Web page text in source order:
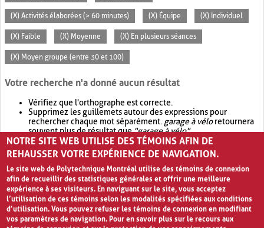
(X) Activités élaborées (> 60 minutes) (X) Équipe (X) Individuel
(X) Faible (X) Moyenne (X) En plusieurs séances
(X) Moyen groupe (entre 30 et 100)
Votre recherche n'a donné aucun résultat
Vérifiez que l'orthographe est correcte.
Supprimez les guillemets autour des expressions pour
rechercher chaque mot séparément. garage à véloretournera
souvent plus de résultat que"garage à vélo".
Envisagez d'élargir votre recherche avec OR.garage OR vélo
retournera souvent plus de résultat quegarage à vélo
NOTRE SITE WEB UTILISE DES TÉMOINS AFIN DE
REHAUSSER VOTRE EXPÉRIENCE DE NAVIGATION.
Le site web de Polytechnique Montréal utilise des témoins de connexion
afin de recueillir des statistiques générales et offrir une meilleure
expérience à ses visiteurs. En naviguant sur le site, vous acceptez
l’utilisation de ces témoins selon les modalités spécifiées aux conditions
d’utilisation. Vous pouvez refuser les témoins de connexion en modifiant
vos paramètres de navigation. Pour en savoir plus sur le recours aux